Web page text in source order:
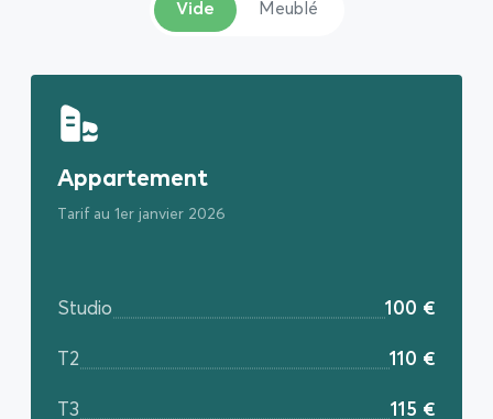
Vide Meublé
Appartement
Tarif au 1er janvier 2026
Studio 100 €
T2 110 €
T3 115 €